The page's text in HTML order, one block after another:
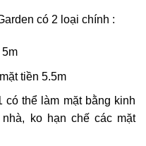
có 2 loại chính :
tiền 5.5m
có thể làm mặt bằng kinh
ko hạn chế các mặt